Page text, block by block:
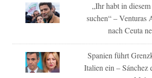
„Ihr habt in
suchen“ – Venturas
nach Ceuta
Spanien führt
Italien ein – Sánchez